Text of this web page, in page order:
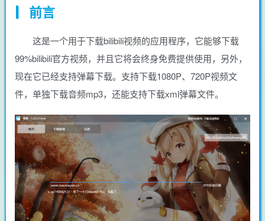
前言
这是一个用于下载bilibili视频的应用程序，它能够下载
99%bilibili官方视频，并且它将会终身免费提供使用，另外，
现在它已经支持弹幕下载。支持下载1080P、720P视频文
件，单独下载音频mp3，还能支持下载xml弹幕文件。